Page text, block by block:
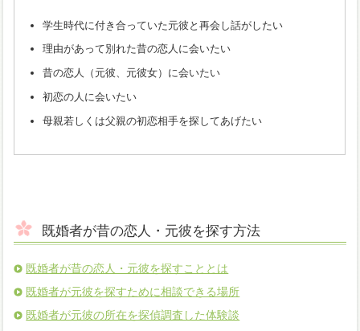
学生時代に付き合っていた元彼と再会し話がしたい
理由があって別れた昔の恋人に会いたい
昔の恋人（元彼、元彼女）に会いたい
初恋の人に会いたい
母親若しくは父親の初恋相手を探してあげたい
既婚者が昔の恋人・元彼を探す方法
既婚者が昔の恋人・元彼を探すこととは
既婚者が元彼を探すために相談できる場所
既婚者が元彼の所在を探偵調査した体験談